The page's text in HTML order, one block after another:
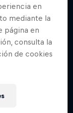
en
mediante la
página en
consulta la
de cookies